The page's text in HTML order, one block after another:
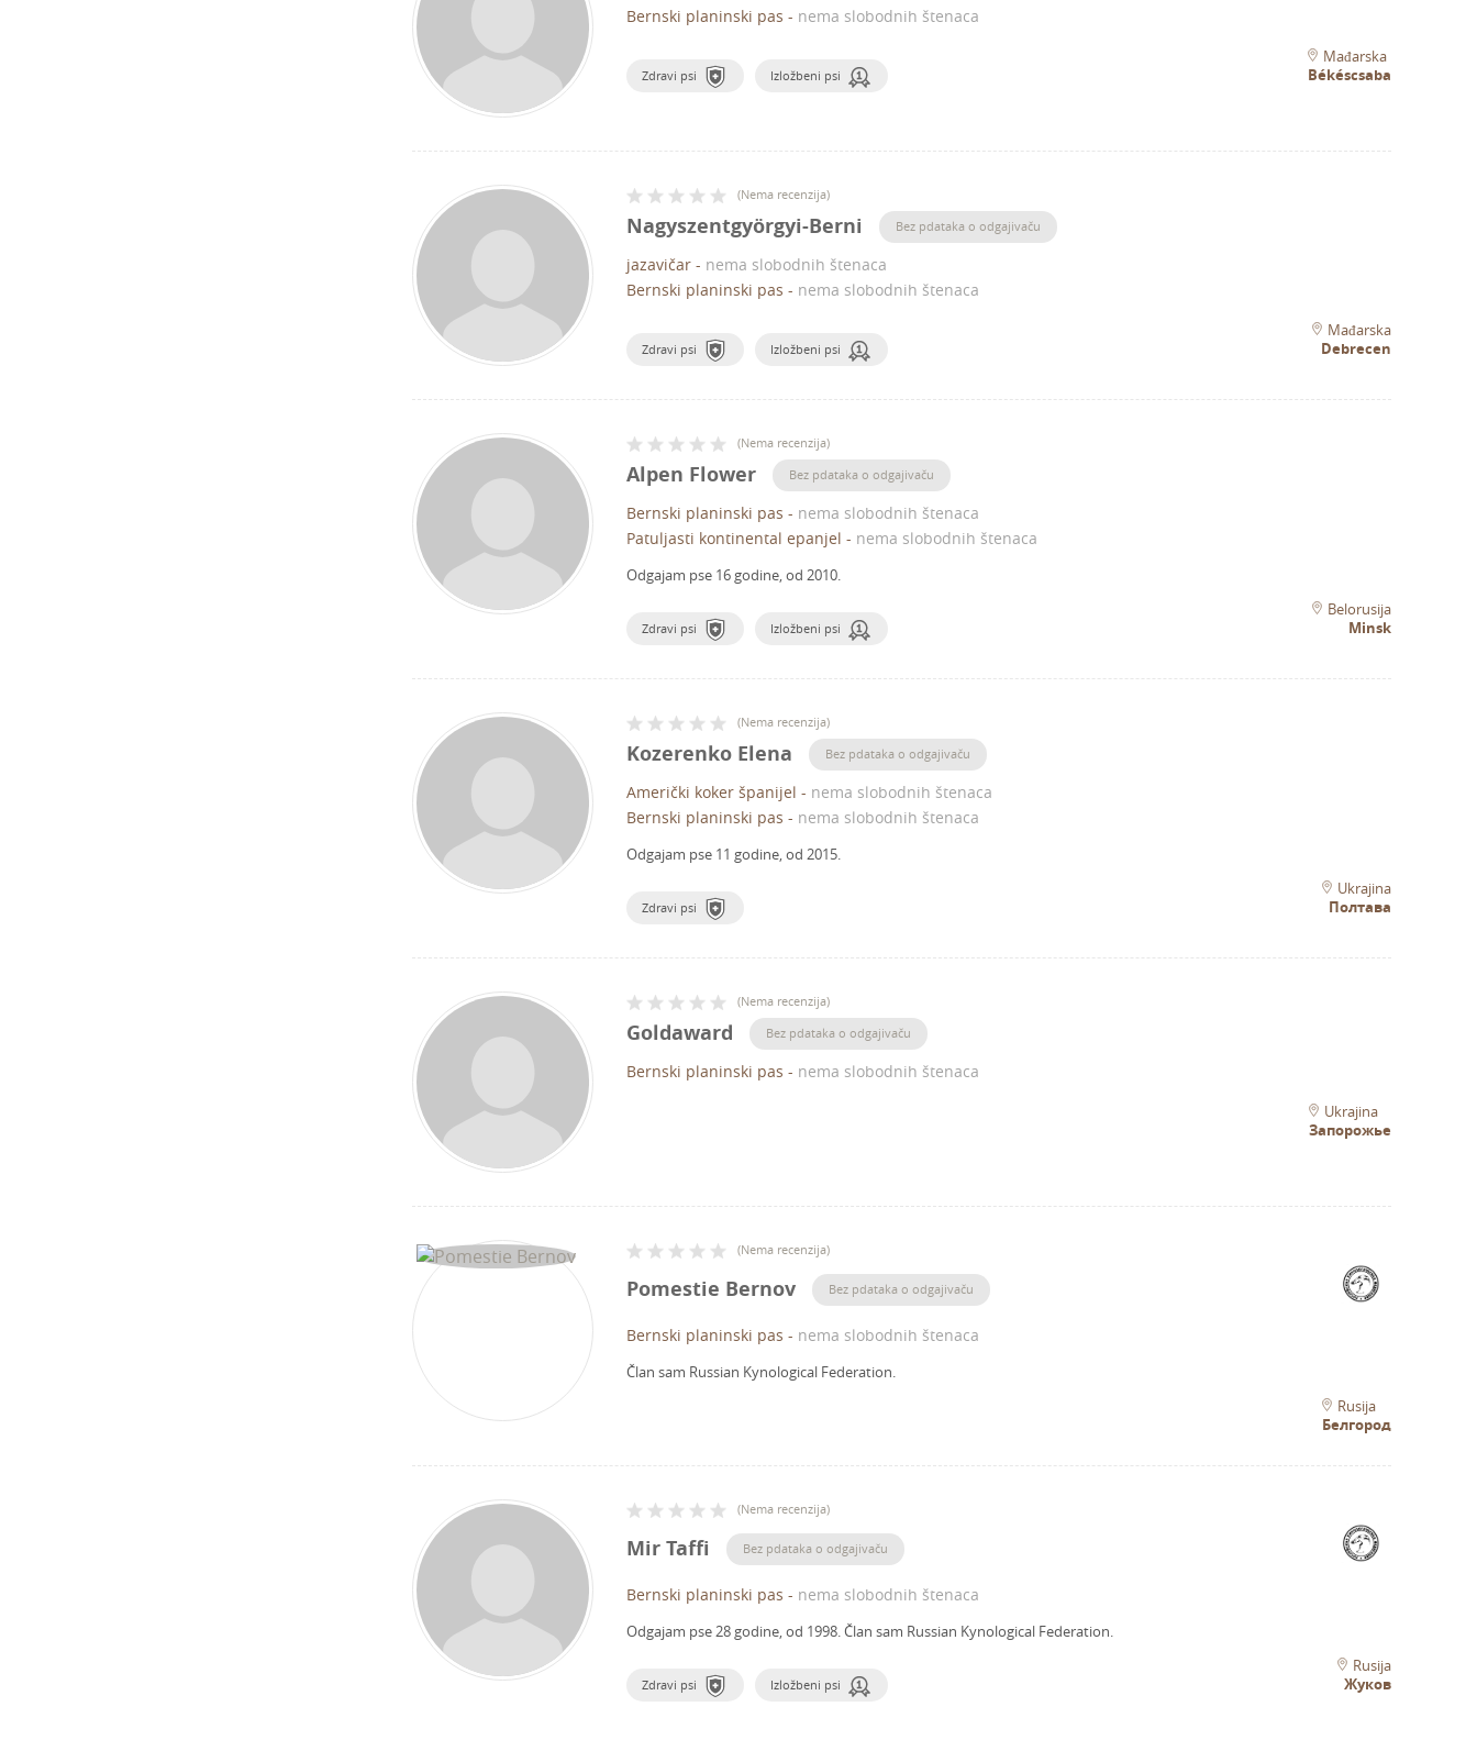
Bernski planinski pas - nema slobodnih štenaca
Zdravi psi Izložbeni psi
Mađarska
Békéscsaba
(Nema recenzija)
Nagyszentgyörgyi-Berni Bez pdataka o odgajivaču
jazavičar - nema slobodnih štenaca
Bernski planinski pas - nema slobodnih štenaca
Zdravi psi Izložbeni psi
Mađarska
Debrecen
(Nema recenzija)
Alpen Flower Bez pdataka o odgajivaču
Bernski planinski pas - nema slobodnih štenaca
Patuljasti kontinental epanjel - nema slobodnih štenaca
Odgajam pse 16 godine, od 2010.
Zdravi psi Izložbeni psi
Belorusija
Minsk
(Nema recenzija)
Kozerenko Elena Bez pdataka o odgajivaču
Američki koker španijel - nema slobodnih štenaca
Bernski planinski pas - nema slobodnih štenaca
Odgajam pse 11 godine, od 2015.
Zdravi psi
Ukrajina
Полтава
(Nema recenzija)
Goldaward Bez pdataka o odgajivaču
Bernski planinski pas - nema slobodnih štenaca
Ukrajina
Запорожье
(Nema recenzija)
Pomestie Bernov Bez pdataka o odgajivaču
Bernski planinski pas - nema slobodnih štenaca
Član sam Russian Kynological Federation.
Rusija
Белгород
(Nema recenzija)
Mir Taffi Bez pdataka o odgajivaču
Bernski planinski pas - nema slobodnih štenaca
Odgajam pse 28 godine, od 1998.Član sam Russian Kynological Federation.
Zdravi psi Izložbeni psi
Rusija
Жуков